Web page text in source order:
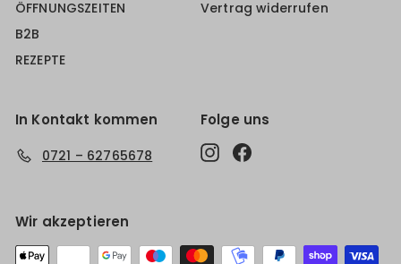
ÖFFNUNGSZEITEN
B2B
REZEPTE
Vertrag widerrufen
In Kontakt kommen
0721 – 62765678
Folge uns
Instagram
Wir akzeptieren